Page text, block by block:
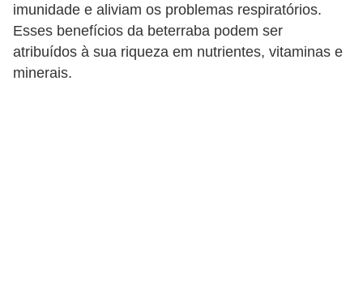
imunidade e aliviam os problemas respiratórios.
Esses benefícios da beterraba podem ser
atribuídos à sua riqueza em nutrientes, vitaminas e
minerais.
t
u
r